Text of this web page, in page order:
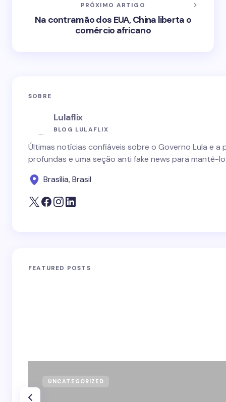
PRÓXIMO ARTIGO
Na contramão dos EUA, China liberta o
comércio africano
SOBRE
Lulaflix
BLOG LULAFLIX
Últimas notícias confiáveis sobre o Governo Lula e
profundas e uma seção anti fake news para mantê-
Brasília, Brasil
FEATURED POSTS
UNCATEGORIZED